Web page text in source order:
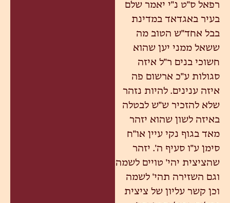
רפאל ס"ט נ"י יאמר שלם
בעיר באגדאד במדינת
בבל אחד"ש הטוב מה
ששאל ממני יען שהוא
חשוכי בנים ר"ל איזה
סגולות ע"כ ארשום פה
איזה ענינים. להיות נזהר
שלא להזכיר ש"ש לבטלה
באיזה לשון שהוא יזהר
מאד בגוף נקי עיין או"ח
סימן ע"ו סעיף ה'. יזהר
שהציצית יהי' טויים לשמה
וגם השזירה תהי' לשמה
וכן קשר עליון של ציצית